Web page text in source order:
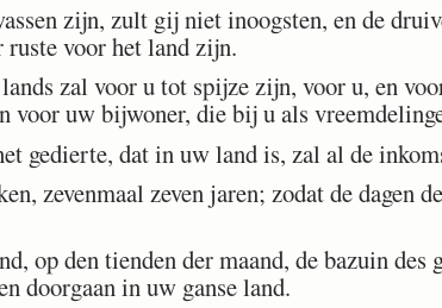
zijn, zult gij niet inoogsten, en de
voor het land zijn.
lands zal voor u tot spijze zijn, voor u, en
voor uw bijwoner, die bij u als
gedierte, dat in uw land is, zal al de
zevenmaal zeven jaren; zodat de dagen
op den tienden der maand, de bazuin des
doorgaan in uw ganse land.